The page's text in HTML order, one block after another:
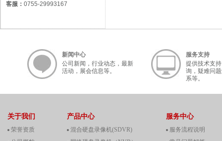
客服： 0755-29993167
新闻中心
公司新闻，行业动态，最新
活动，展会信息等。
服务支持
提供技术支
询，疑难问
系等。
关于我们
荣誉资质
产品中心
混合硬盘录像机(SDVR)
服务中心
服务流程说明